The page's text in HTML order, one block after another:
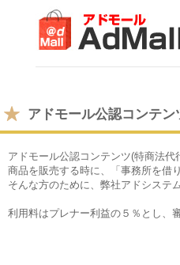
アドモール公認コンテ
アドモール公認コンテンツ(特商法代
商品を販売する時に、「事務所を借
そんな方のために、弊社アドシステ
利用料はプレナー利益の５％とし、